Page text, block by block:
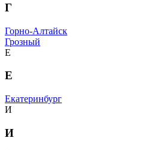
Г
Горно-Алтайск
Грозный
Е
Е
Екатеринбург
И
И